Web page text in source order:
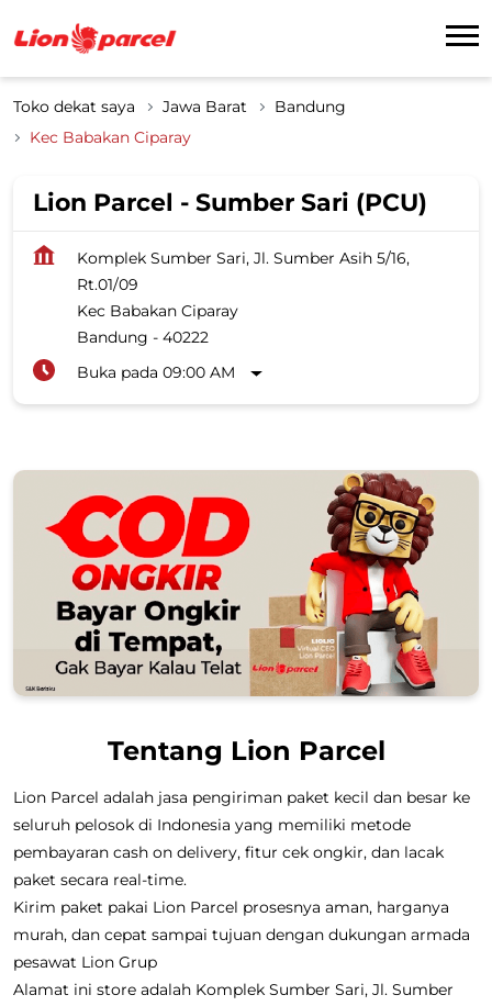
Toko dekat saya Jawa Barat
Bandung
Kec Babakan Ciparay
Lion Parcel - Sumber Sari (PCU)
Komplek Sumber Sari, Jl. Sumber Asih 5/16,
Rt.01/09
Kec Babakan Ciparay
Bandung - 40222
Buka pada 09:00 AM
Tentang Lion Parcel
Lion Parcel adalah jasa pengiriman paket kecil dan besar ke
seluruh pelosok di Indonesia yang memiliki metode
pembayaran cash on delivery, fitur cek ongkir, dan lacak
paket secara real-time.
Kirim paket pakai Lion Parcel prosesnya aman, harganya
murah, dan cepat sampai tujuan dengan dukungan armada
pesawat Lion Grup
Alamat ini store adalah Komplek Sumber Sari, Jl. Sumber